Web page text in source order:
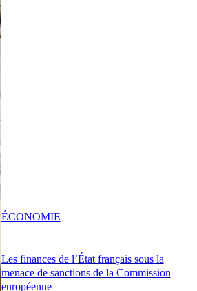
Les finances de l’État français sous la
menace de sanctions de la Commission
européenne
ÉCONOMIE